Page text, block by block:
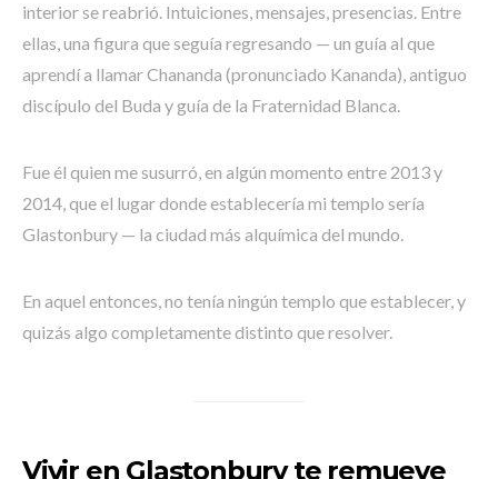
interior se reabrió. Intuiciones, mensajes, presencias. Entre
ellas, una figura que seguía regresando — un guía al que
aprendí a llamar Chananda (pronunciado Kananda), antiguo
discípulo del Buda y guía de la Fraternidad Blanca.
Fue él quien me susurró, en algún momento entre 2013 y
2014, que el lugar donde establecería mi templo sería
Glastonbury — la ciudad más alquímica del mundo.
En aquel entonces, no tenía ningún templo que establecer, y
quizás algo completamente distinto que resolver.
Vivir en Glastonbury te remueve